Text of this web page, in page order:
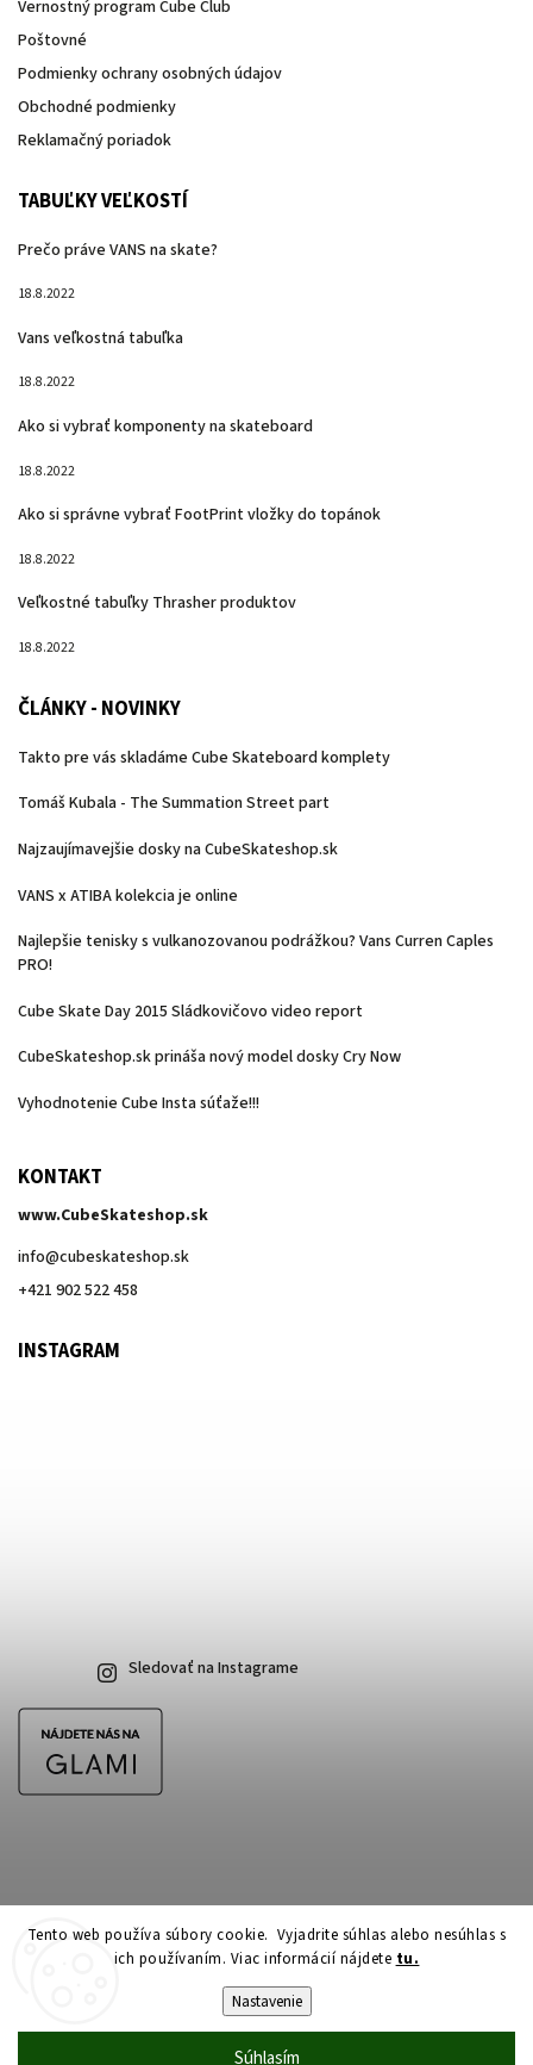
Tento web používa súbory cookie. Vyjadrite súhlas alebo nesúhlas s
ich používaním. Viac informácií nájdete tu.
Nastavenie
Súhlasím
Vernostný program Cube Club
Poštovné
Podmienky ochrany osobných údajov
Obchodné podmienky
Reklamačný poriadok
TABUĽKY VEĽKOSTÍ
Prečo práve VANS na skate?
18.8.2022
Vans veľkostná tabuľka
18.8.2022
Ako si vybrať komponenty na skateboard
18.8.2022
Ako si správne vybrať FootPrint vložky do topánok
18.8.2022
Veľkostné tabuľky Thrasher produktov
18.8.2022
ČLÁNKY - NOVINKY
Takto pre vás skladáme Cube Skateboard komplety
Tomáš Kubala - The Summation Street part
Najzaujímavejšie dosky na CubeSkateshop.sk
VANS x ATIBA kolekcia je online
Najlepšie tenisky s vulkanozovanou podrážkou? Vans Curren Caples
PRO!
Cube Skate Day 2015 Sládkovičovo video report
CubeSkateshop.sk prináša nový model dosky Cry Now
Vyhodnotenie Cube Insta súťaže!!!
KONTAKT
www.CubeSkateshop.sk
info@cubeskateshop.sk
+421 902 522 458
INSTAGRAM
Sledovať na Instagrame
Copyright 2026CubeSkateshop.sk. Všetky práva vyhradené.
Upraviť nastavenie cookies
Shoptet| Design